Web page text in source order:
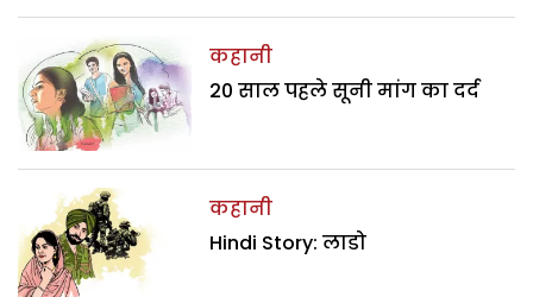
कहानी
20 साल पहले सूनी मांग का दर्द
कहानी
Hindi Story: लाडो